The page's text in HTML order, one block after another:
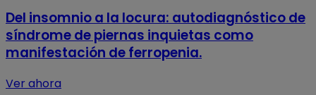
Del insomnio a la locura: autodiagnóstico de
síndrome de piernas inquietas como
manifestación de ferropenia.
Ver ahora